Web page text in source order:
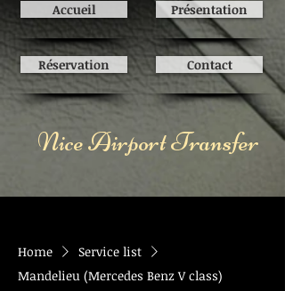
Accueil
Réservation
Présentation
Contact
Nice Airport Transfer
Home
Service list
Mandelieu (Mercedes Benz V class)